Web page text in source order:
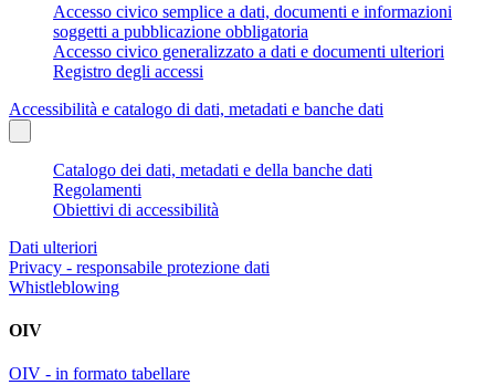
Accesso civico semplice a dati, documenti e informazioni
soggetti a pubblicazione obbligatoria
Accesso civico generalizzato a dati e documenti ulteriori
Registro degli accessi
Accessibilità e catalogo di dati, metadati e banche dati
Catalogo dei dati, metadati e della banche dati
Regolamenti
Obiettivi di accessibilità
Dati ulteriori
Privacy - responsabile protezione dati
Whistleblowing
OIV
OIV - in formato tabellare